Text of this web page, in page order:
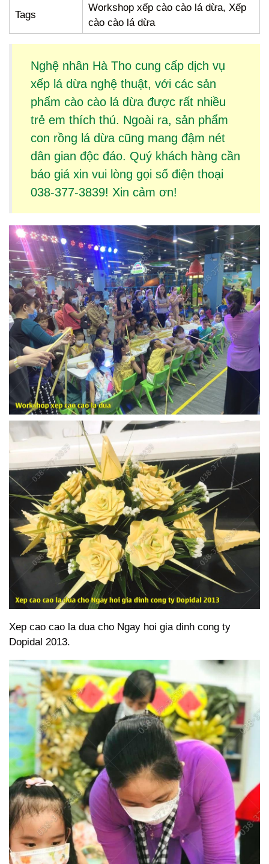
Tags
Workshop xếp cào cào lá dừa, Xếp
cào cào lá dừa
Nghệ nhân Hà Tho cung cấp dịch vụ
xếp lá dừanghệ thuật, với các sản
phẩm cào cào lá dừađược rất nhiều
trẻ em thích thú. Ngoài ra, sản phẩm
con rồng lá dừacũng mang đậm nét
dân gian độc đáo. Quý khách hàng cần
báo giá xin vui lòng gọi số điện thoại
038-377-3839! Xin cảm ơn!
Xep cao cao la dua cho Ngay hoi gia dinh cong ty
Dopidal 2013.